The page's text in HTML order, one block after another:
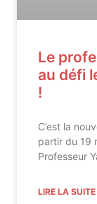
Le
au défi
!
C’est la
partir du 19
Professeur
LIRE LA SUITE